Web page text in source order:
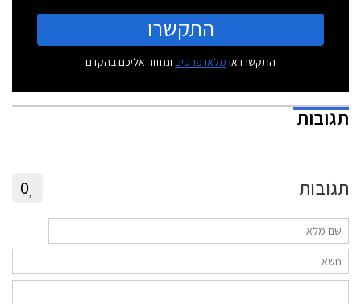
התקשרו
התקשרו או מלאו פרטים ונחזור אליכם בהקדם
תגובות
תגובות 0